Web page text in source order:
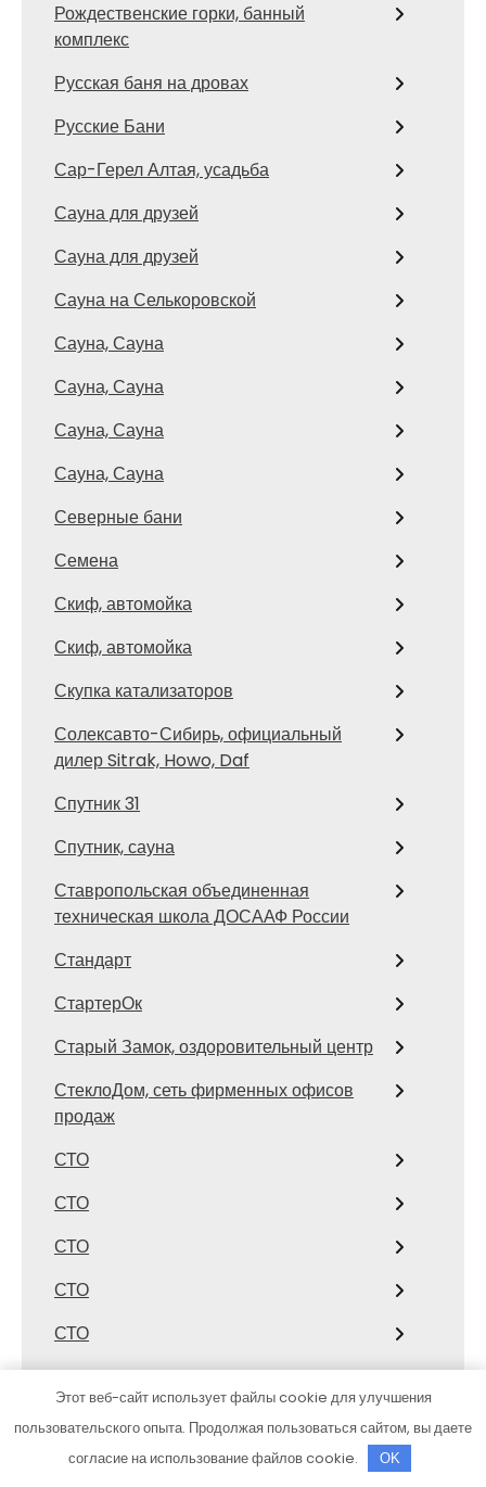
Рождественские горки, банный
комплекс
Русская баня на дровах
Русские Бани
Сар-Герел Алтая, усадьба
Сауна для друзей
Сауна для друзей
Сауна на Селькоровской
Сауна, Сауна
Сауна, Сауна
Сауна, Сауна
Сауна, Сауна
Северные бани
Семена
Скиф, автомойка
Скиф, автомойка
Скупка катализаторов
Солексавто-Сибирь, официальный
дилер Sitrak, Howo, Daf
Спутник 31
Спутник, сауна
Ставропольская объединенная
техническая школа ДОСААФ России
Стандарт
СтартерОк
Старый Замок, оздоровительный центр
СтеклоДом, сеть фирменных офисов
продаж
СТО
СТО
СТО
СТО
СТО
СТО
СТО Аккорд19
Страница 1
Этот веб-сайт использует файлы cookie для улучшения
пользовательского опыта. Продолжая пользоваться сайтом, вы даете
согласие на использование файлов cookie.
OK